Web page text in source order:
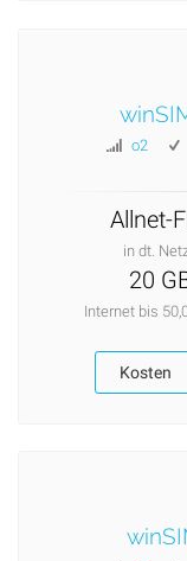
o2
Allnet-
in dt.
20
Internet bis
Kosten